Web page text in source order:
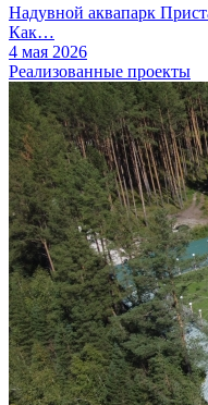
Надувной аквапарк
Как…
4 мая 2026
Реализованные проекты